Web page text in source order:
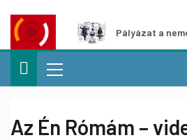
Pályázat a nemek
Az Én Rómám –